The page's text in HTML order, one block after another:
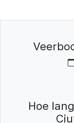
Hoe